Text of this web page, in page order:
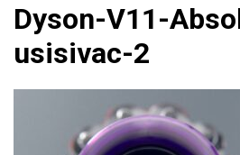
Dyson-V11-
usisivac-2